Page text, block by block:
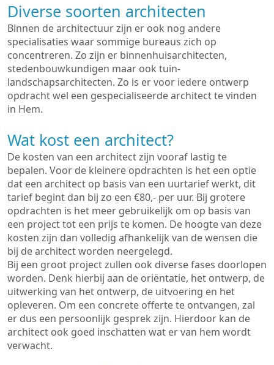
Diverse soorten architecten
Binnen de architectuur zijn er ook nog andere
specialisaties waar sommige bureaus zich op
concentreren. Zo zijn er binnenhuisarchitecten,
stedenbouwkundigen maar ook tuin-
landschapsarchitecten. Zo is er voor iedere ontwerp
opdracht wel een gespecialiseerde architect te vinden
in Hem.
Wat kost een architect?
De kosten van een architect zijn vooraf lastig te
bepalen. Voor de kleinere opdrachten is het een optie
dat een architect op basis van een uurtarief werkt, dit
tarief begint dan bij zo een €80,- per uur. Bij grotere
opdrachten is het meer gebruikelijk om op basis van
een project tot een prijs te komen. De hoogte van deze
kosten zijn dan volledig afhankelijk van de wensen die
bij de architect worden neergelegd.
Bij een groot project zullen ook diverse fases doorlopen
worden. Denk hierbij aan de oriëntatie, het ontwerp, de
uitwerking van het ontwerp, de uitvoering en het
opleveren. Om een concrete offerte te ontvangen, zal
er dus een persoonlijk gesprek zijn. Hierdoor kan de
architect ook goed inschatten wat er van hem wordt
verwacht.